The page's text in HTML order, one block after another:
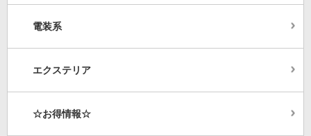
電装系
エクステリア
☆お得情報☆